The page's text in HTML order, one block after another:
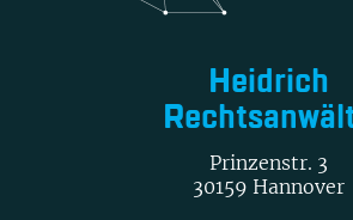
Heidrich
Prinzenstr. 3
30159 Hannover